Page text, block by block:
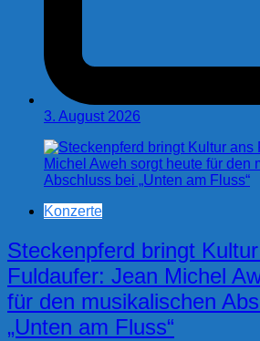
3. August 2026
Konzerte
Steckenpferd bringt
Fuldaufer: Jean Michel
für den musikalischen
„Unten am Fluss“